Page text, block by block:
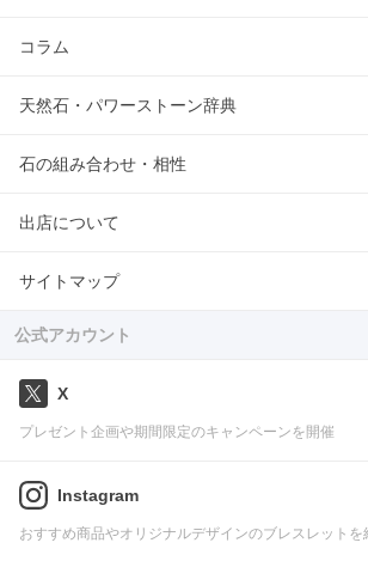
コラム
天然石・パワーストーン辞典
石の組み合わせ・相性
出店について
サイトマップ
公式アカウント
X
プレゼント企画や期間限定のキャンペーンを開催
Instagram
おすすめ商品やオリジナルデザインのブレスレットを